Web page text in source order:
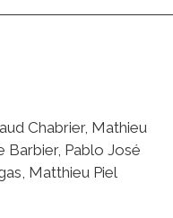
Chabrier, Mathieu
Barbier, Pablo José
Matthieu Piel